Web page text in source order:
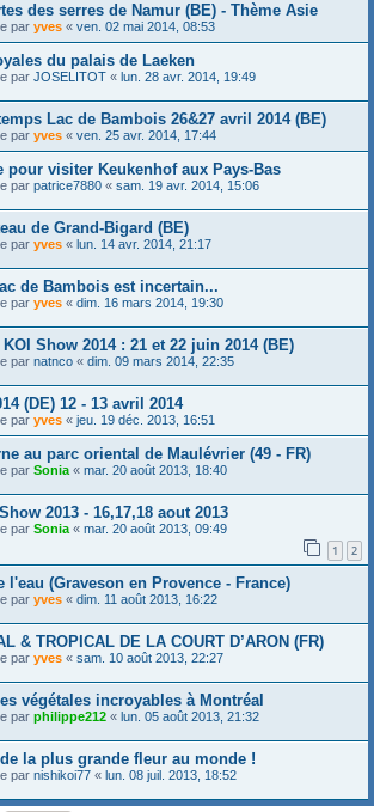
des serres de Namur (BE) - Thème Asie
par yves « ven. 02 mai 2014, 08:53
du palais de Laeken
par JOSELITOT « lun. 28 avr. 2014, 19:49
Lac de Bambois 26&27 avril 2014 (BE)
par yves « ven. 25 avr. 2014, 17:44
pour visiter Keukenhof aux Pays-Bas
par patrice7880 « sam. 19 avr. 2014, 15:06
de Grand-Bigard (BE)
par yves « lun. 14 avr. 2014, 21:17
de Bambois est incertain...
par yves « dim. 16 mars 2014, 19:30
Show 2014 : 21 et 22 juin 2014 (BE)
par natnco « dim. 09 mars 2014, 22:35
(DE) 12 - 13 avril 2014
par yves « jeu. 19 déc. 2013, 16:51
au parc oriental de Maulévrier (49 - FR)
par Sonia « mar. 20 août 2013, 18:40
2013 - 16,17,18 aout 2013
par Sonia « mar. 20 août 2013, 09:49
1 2
l'eau (Graveson en Provence - France)
par yves « dim. 11 août 2013, 16:22
& TROPICAL DE LA COURT D’ARON (FR)
par yves « sam. 10 août 2013, 22:27
végétales incroyables à Montréal
par philippe212 « lun. 05 août 2013, 21:32
la plus grande fleur au monde !
par nishikoi77 « lun. 08 juil. 2013, 18:52